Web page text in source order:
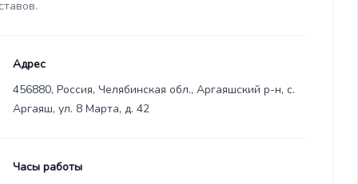
Адрес
456880, Россия, Челябинская обл., Аргаяшский р-н, с.
Аргаяш, ул. 8 Марта, д. 42
Часы работы